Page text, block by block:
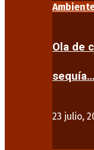
Ola de
sequía…
23 julio,